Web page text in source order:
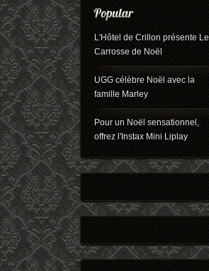
L'Hôtel de Crillon présente Le
Carrosse de Noël
UGG célèbre Noël avec la
famille Marley
Pour un Noël sensationnel,
offrez l'Instax Mini Liplay